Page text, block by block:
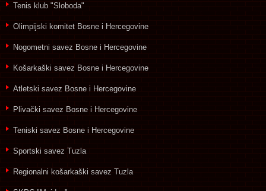
Tenis klub "Sloboda"
Olimpijski komitet Bosne i Hercegovine
Nogometni savez Bosne i Hercegovine
Košarkaški savez Bosne i Hercegovine
Atletski savez Bosne i Hercegovine
Plivački savez Bosne i Hercegovine
Teniski savez Bosne i Hercegovine
Sportski savez Tuzla
Regionalni košarkaški savez Tuzla